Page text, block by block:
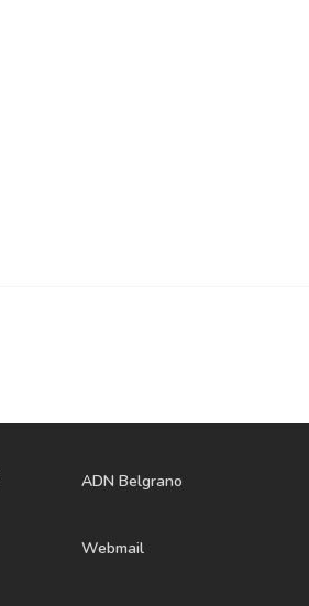
ADN Belgrano
Webmail